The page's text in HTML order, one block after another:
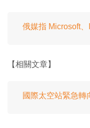
俄媒指 Microsoft
【相關文章】
國際太空站緊急轉